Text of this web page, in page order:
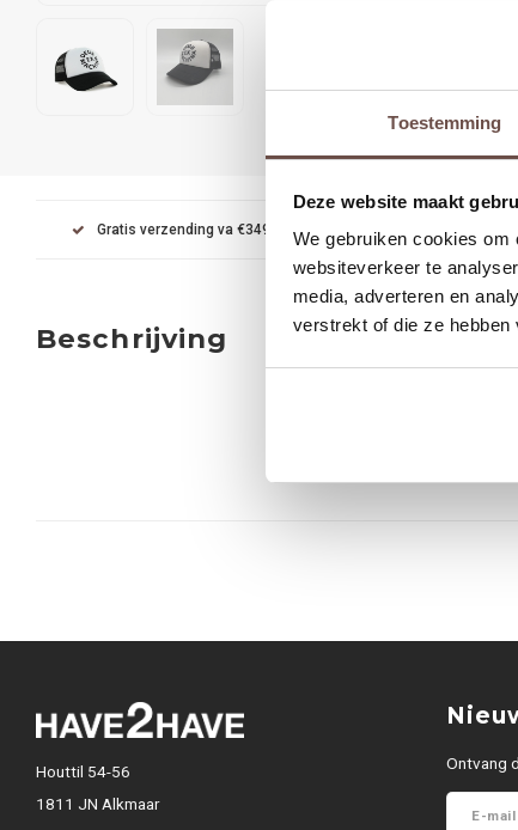
Toestemming
Deze website maakt
We gebruiken cookies om
websiteverkeer te
media, adverteren en
verstrekt of die ze
Gratis verzending va €349 Achteraf betalen met
Beschrijving
Houttil 54-56
1811 JN Alkmaar
Ontvang